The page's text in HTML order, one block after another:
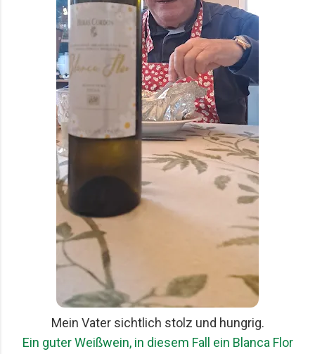
Mein Vater sichtlich stolz und hungrig.
Ein guter Weißwein, in diesem Fall ein Blanca Flor